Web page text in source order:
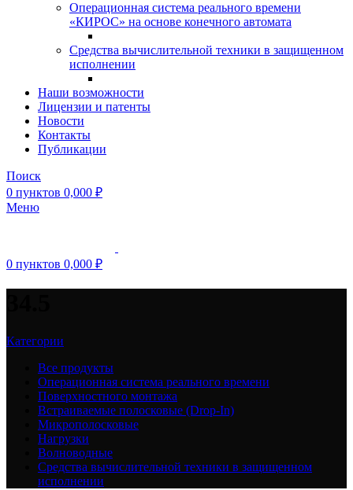
Операционная система реального времени
«КИРОС» на основе конечного автомата
Средства вычислительной техники в защищенном
исполнении
Наши возможности
Лицензии и патенты
Новости
Контакты
Публикации
Поиск
0 пунктов 0,000 ₽
Меню
0 пунктов 0,000 ₽
Категории
Все продукты
Операционная система реального времени
Поверхностного монтажа
Встраиваемые полосковые (Drop-In)
Микрополосковые
Нагрузки
Волноводные
Средства вычислительной техники в защищенном
исполнении